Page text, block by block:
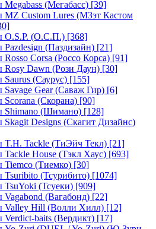
(Мегабасс) [39]
MZ Custom Lures (МЗэт Кастом
O.S.P. (О.С.П.) [368]
(Паздизайн) [21]
Corsa (Россо Корса) [91]
Rosy Dawn (Рози Даун) [30]
Saurus (Саурус) [155]
Savage Gear (Саваж Гир) [6]
Scorana (Скорана) [90]
Shimano (Шимано) [128]
Skagit Designs (Скагит Дизайнс)
T.H. Tackle (ТиЭйч Текл) [21]
Tackle House (Тэкл Хаус) [693]
Tiemco (Тиемко) [30]
Tsuribito (Тсурибито) [1074]
TsuYoki (Тсуеки) [909]
Vagabond (Вагабонд) [22]
Valley Hill (Волли Хилл) [12]
Verdict-baits (Вердикт) [17]